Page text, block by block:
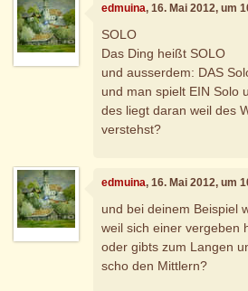
edmuina, 16. Mai 2012, um
SOLO
Das Ding heißt SOLO
und ausserdem: DAS
und man spielt EIN Solo
des liegt daran weil des
verstehst?
edmuina, 16. Mai 2012, um
und bei deinem Beispiel
weil sich einer vergeben
oder gibts zum Langen
scho den Mittlern?